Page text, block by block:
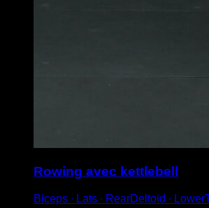
Rowing avec kettlebell
Biceps ∙ Lats ∙ RearDeltoid ∙